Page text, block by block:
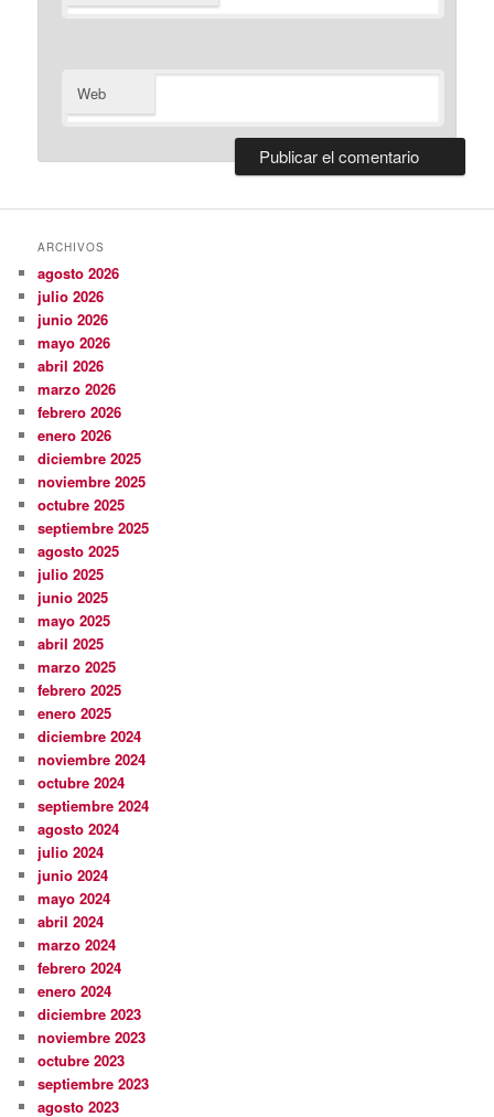
Web
ARCHIVOS
agosto 2026
julio 2026
junio 2026
mayo 2026
abril 2026
marzo 2026
febrero 2026
enero 2026
diciembre 2025
noviembre 2025
octubre 2025
septiembre 2025
agosto 2025
julio 2025
junio 2025
mayo 2025
abril 2025
marzo 2025
febrero 2025
enero 2025
diciembre 2024
noviembre 2024
octubre 2024
septiembre 2024
agosto 2024
julio 2024
junio 2024
mayo 2024
abril 2024
marzo 2024
febrero 2024
enero 2024
diciembre 2023
noviembre 2023
octubre 2023
septiembre 2023
agosto 2023